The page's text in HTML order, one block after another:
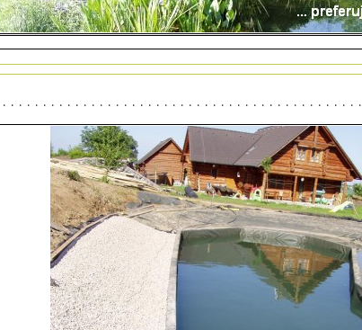
Úvodní stránka > Realizace: Koupací jezírka >